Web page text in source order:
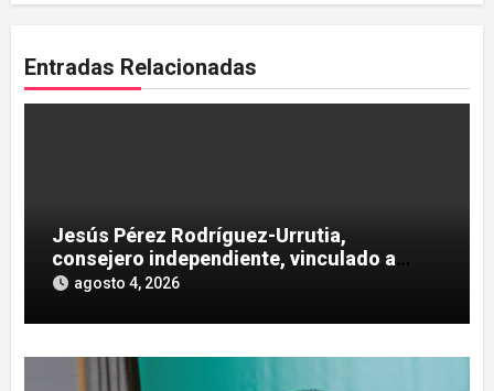
Entradas Relacionadas
Jesús Pérez Rodríguez-Urrutia,
consejero independiente, vinculado a
maniobras en el rescate de Tubos
agosto 4, 2026